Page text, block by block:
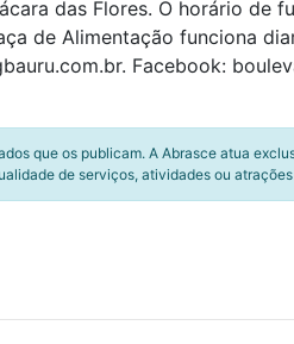
das Flores. O horário de
de Alimentação funciona
Facebook:
que os publicam. A Abrasce atua
de serviços, atividades ou